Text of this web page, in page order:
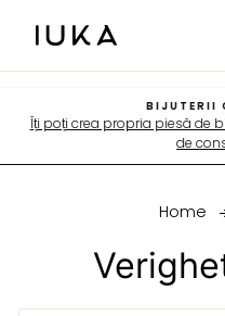
continut
BIJUTERII
Îți poți crea propria piesă de
de
Home